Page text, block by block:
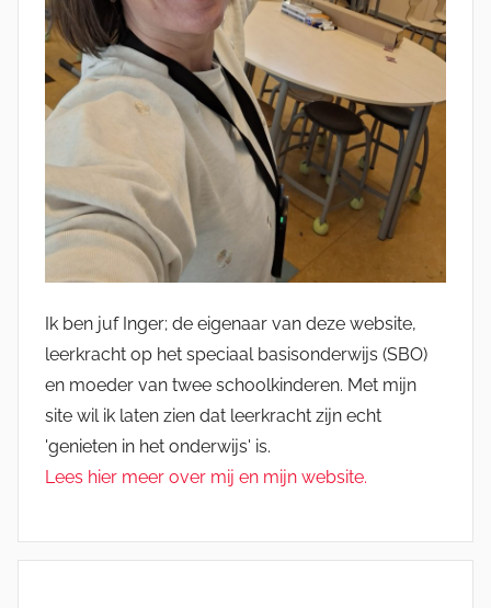
Ik ben juf Inger; de eigenaar van deze website,
leerkracht op het speciaal basisonderwijs (SBO)
en moeder van twee schoolkinderen. Met mijn
site wil ik laten zien dat leerkracht zijn echt
'genieten in het onderwijs' is.
Lees hier meer over mij en mijn website.